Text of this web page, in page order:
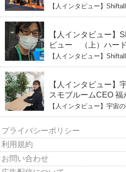
る未来
【人インタビュー】
【人インタビュー】
ビュー （上）ハー
戦 その起業の経
【人インタビュー】
【人インタビュー】
スモブルームCEO
（下）
【人インタビュー】宇宙
プライバシーポリシー
利用規約
お問い合わせ